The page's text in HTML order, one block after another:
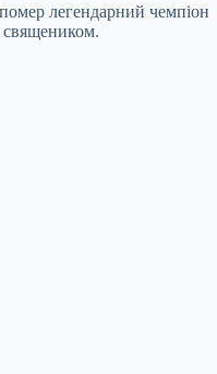
легендарний чемпіон
священиком.